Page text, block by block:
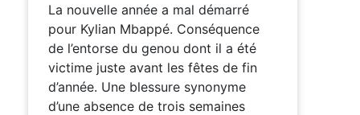
La nouvelle année a mal démarré
pour Kylian Mbappé. Conséquence
de l’entorse du genou dont il a été
victime juste avant les fêtes de fin
d’année. Une blessure synonyme
d’une absence de trois semaines